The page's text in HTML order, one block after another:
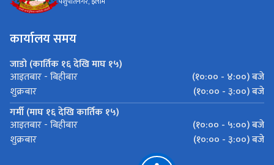
कार्यालय समय
जाडो (कार्तिक १६ देखि माघ १५)
आइतबार - बिहीबार
(१०:०० - ४:००) बजे
शुक्रबार
(१०:०० - ३:००) बजे
गर्मी (माघ १६ देखि कार्तिक १५)
आइतबार - बिहीबार
(१०:०० - ५:००) बजे
शुक्रबार
(१०:०० - ३:००) बजे